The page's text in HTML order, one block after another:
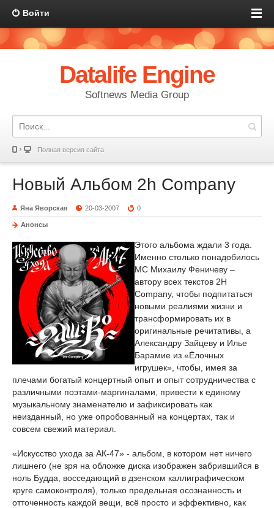
Войти
Datalife Engine
Softnews Media Group
Полная версия сайта
Новый Альбом 2h Company
Яна Яворская 20-03-2007 0
Анонсы
Этого альбома ждали 3 года.
Именно столько понадобилось
МС Михаилу Феничеву –
автору всех текстов 2H
Company, чтобы подпитаться
новыми реалиями жизни и
трансформировать их в
оригинальные речитативы, а
Александру Зайцеву и Илье
Барамие из «Ёлочных
игрушек», чтобы, имея за
плечами богатый концертный опыт и опыт сотрудничества с
различными поэтами-маргиналами, привести к единому
музыкальному знаменателю и зафиксировать как
неизданный, но уже опробованный на концертах, так и
совсем свежий материал.
«Искусство ухода за АК-47» - альбом, в котором нет ничего
лишнего (не зря на обложке диска изображен забрившийся в
ноль Будда, восседающий в дзенском каллиграфическом
круге самоконтроля), только предельная осознанность и
отточенность каждой вещи, всё просто и эффективно, как